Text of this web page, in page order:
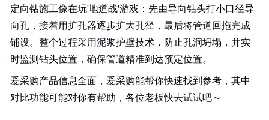
定向钻施工像在玩'地道战'游戏：先由导向钻头打小口径导
向孔，接着用扩孔器逐步扩大孔径，最后将管道回拖完成
铺设。整个过程采用泥浆护壁技术，防止孔洞坍塌，并实
时监测钻头位置，确保管道精准到达预定位置。
爱采购产品信息全面，爱采购能帮你快速找到参考，其中
对比功能可能对你有帮助，各位老板快去试试吧～